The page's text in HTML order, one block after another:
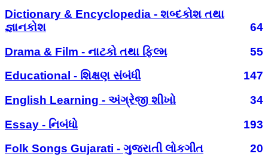
Dictionary & Encyclopedia - શબ્દકોશ તથા
જ્ઞાનકોશ
64
Drama & Film - નાટકો તથા ફિલ્મ
55
Educational - શિક્ષણ સંબંધી
147
English Learning - અંગ્રેજી શીખો
34
Essay - નિબંધો
193
Folk Songs Gujarati - ગુજરાતી લોકગીત
20